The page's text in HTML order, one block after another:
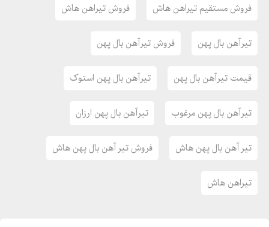
فروش مستقیم تیراهن هاش فروش تیراهن هاش
تیرآهن بال پهن فروش تیرآهن بال پهن
قیمت تیرآهن بال پهن تیرآهن بال پهن استوک
تیرآهن بال پهن مرغوب تیرآهن بال پهن ارزان
تیر آهن بال پهن هاش فروش تیر آهن بال پهن هاش
تیراهن هاش